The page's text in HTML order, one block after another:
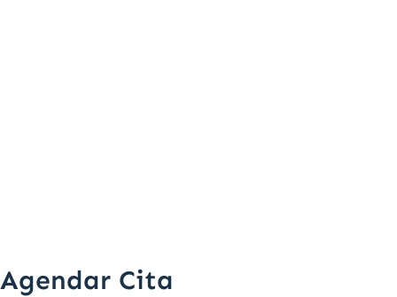
Agendar Cita